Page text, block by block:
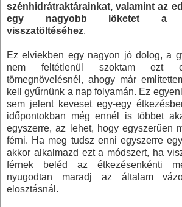
szénhidrátraktárainkat, valamint az
egy nagyobb löketet a
visszatöltéséhez.
Ez elviekben egy nagyon jó dolog, a
nem feltétlenül szoktam ezt
tömegnövelésnél, ahogy már
kell gyűrnünk a nap folyamán. Ez
sem jelent keveset egy-egy
időpontokban még ennél is többet
egyszerre, az lehet, hogy egyszerűen
férni. Ha meg tudsz enni egyszerre
akkor alkalmazd ezt a módszert, ha
férnek beléd az étkezésenkénti
nyugodtan maradj az általam
elosztásnál.